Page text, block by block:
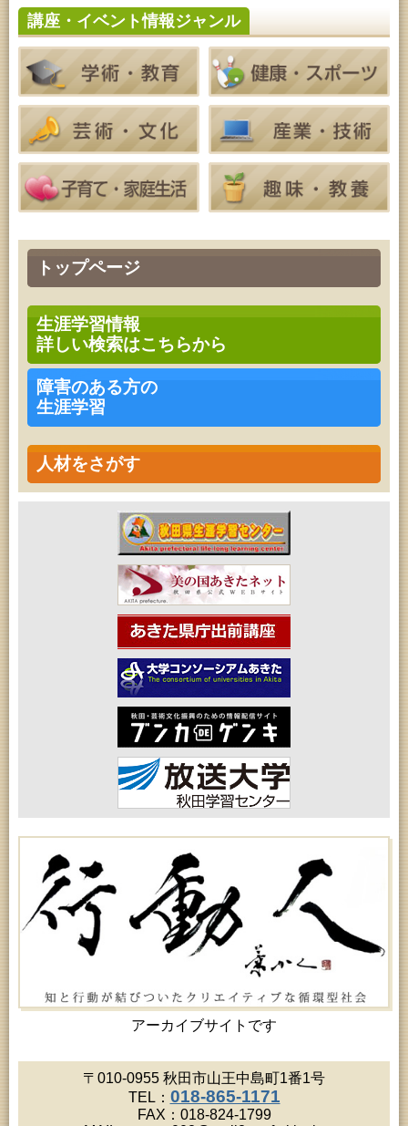
トップページ
生涯学習情報
詳しい検索はこちらから
障害のある方の
生涯学習
人材をさがす
アーカイブサイトです
特別展「超写実 ホキ美術館名品展」
2026年08月07日 (秋田市)
青少年教育「点字体験教室」
2026年08月07日 (秋田市)
高齢者教育「南星大学」
2026年08月07日 (秋田市)
乳幼児・青少年教育「夏休み子ども講座『マーブル
アートでツリー＆ネックレスを作ってみよう』」
2026年08月08日 (秋田市)
乳幼児・青少年教育「朝のこどもとしょかんタイ
ム」
2026年08月08日 (秋田市)
乳幼児教育「おはなしの会」
乳幼児教育・青少年教育「おりがみの会」
2026年08月08日 (秋田市)
乳幼児教育「フォンテ文庫のおはなし会」
青少年・家庭・成人教育「不思議アートのぞき箱ワ
ークショップ」
2026年08月09日 (秋田市)
青少年・家庭・成人教育「不思議アートのぞき箱ワ
ークショップ」
2026年08月11日 (秋田市)
令和8年度 椎名雄一郎オルガンレクチャーコンサー
ト
2026年08月14日 (秋田市)
成人教育「古文書解読講座」
2026年08月15日 (秋田市)
乳幼児教育「作ってあそぼう工作会『レインボース
ティック』を作ろう！」
2026年08月15日 (秋田市)
乳幼児教育「パンダのえほん修理屋さん」
2026年08月15日 (秋田市)
乳幼児教育・青少年教育「おはなしの会」
2026年08月17日 (秋田市)
家庭教育「わくわく家族講座」
2026年08月17日 (秋田市)
女性教育「ミセスセミナー大住」
2026年08月17日 (秋田市)
高齢者教育「茨島七丁目地区高齢者学級」
2026年08月18日 (秋田市)
高齢者教育「秋田おもと高齢者大学」
2026年08月18日 (秋田市)
女性教育「保戸野女性学級」
2026年08月18日 (秋田市)
高齢者教育「泉地区高齢者学級」
2026年08月18日 (秋田市)
乳幼児・青少年教育「おはなしの会」
2026年08月18日 (秋田市)
乳幼児教育「ペンギン幼児学級」
2026年08月19日 (秋田市)
高齢者教育「北部高齢者大学」
2026年08月19日 (秋田市)
高齢者教育「川尻地区高齢者学級」
2026年08月19日 (秋田市)
女性教育「ひろば女性学級」
2026年08月19日 (秋田市)
成人教育「市民大学講座『佐竹史料館展示資料から
2026年08月20日 (秋田市)
女性教育「女性セミナー『ゆうわ』」
2026年08月20日 (秋田市)
2026年08月20日 (秋田市)
女性教育「八橋ひまわり女性学級」
2026年08月20日 (秋田市)
乳幼児教育「カンガルー乳幼児学級」
らいあ」2026年7月イベントのお知らせ
2026年07月11日令和8年度 あきた芸術劇場「ミ
ルハス」2026年7月のイベントスケジュールのお知
らせ
2026年07月10日令和8年度 株式会社パソナ「キ
ャリアコンサルタント相談」のお知らせ
2026年07月10日令和8年度 株式会社パソナ「キ
ャリア形成リスキリング支援センター」紹介のお知
らせ
講座・イベント情報ジャンル
〒010-0955 秋田市山王中島町1番1号
TEL： 018-865-1171
FAX：018-824-1799